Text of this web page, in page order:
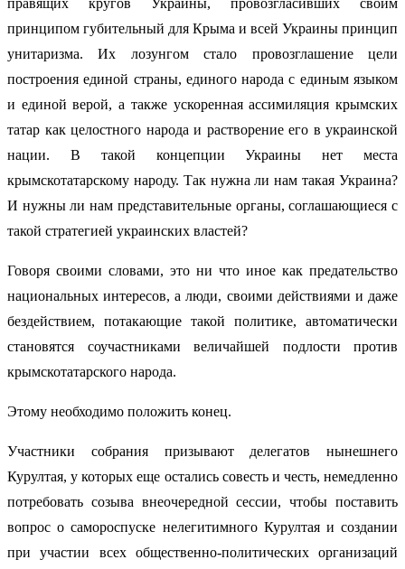
правящих кругов Украины, провозгласивших своим
принципом губительный для Крыма и всей Украины принцип
унитаризма. Их лозунгом стало провозглашение цели
построения единой страны, единого народа с единым языком
и единой верой, а также ускоренная ассимиляция крымских
татар как целостного народа и растворение его в украинской
нации. В такой концепции Украины нет места
крымскотатарскому народу. Так нужна ли нам такая Украина?
И нужны ли нам представительные органы, соглашающиеся с
такой стратегией украинских властей?
Говоря своими словами, это ни что иное как предательство
национальных интересов, а люди, своими действиями и даже
бездействием, потакающие такой политике, автоматически
становятся соучастниками величайшей подлости против
крымскотатарского народа.
Этому необходимо положить конец.
Участники собрания призывают делегатов нынешнего
Курултая, у которых еще остались совесть и честь, немедленно
потребовать созыва внеочередной сессии, чтобы поставить
вопрос о самороспуске нелегитимного Курултая и создании
при участии всех общественно-политических организаций